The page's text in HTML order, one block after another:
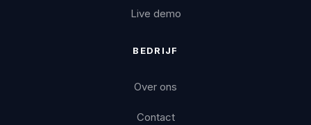
Live demo
BEDRIJF
Over ons
Contact